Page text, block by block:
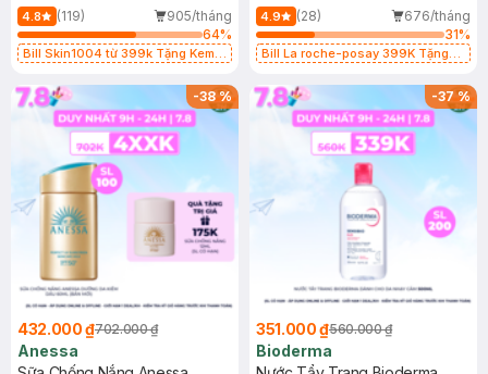
50ml
4.8 (119)
905/tháng
64%
Bill Skin1004 từ 399k Tặng Kem
SPF 50+ 20ml (SL Có Hạn)
Kiềm Dầu 50ml
4.9 (28)
676/tháng
31%
Bill La roche-posay 399K Tặng
(SL có hạn)
-38%
432.000 ₫702.000 ₫
Anessa
-37%
351.000 ₫560.000 ₫
Bioderma